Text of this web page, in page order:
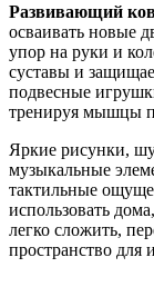
Развивающий
осваивать новые
упор на руки и
суставы и
подвесные
тренируя мышцы
Яркие рисунки,
музыкальные
тактильные
использовать
легко сложить,
пространство для